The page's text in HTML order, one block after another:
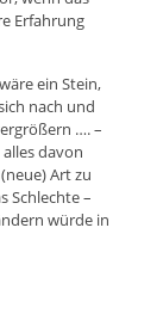
Erfahrung
ein Stein,
nach und
…. –
davon
Art zu
Schlechte –
würde in